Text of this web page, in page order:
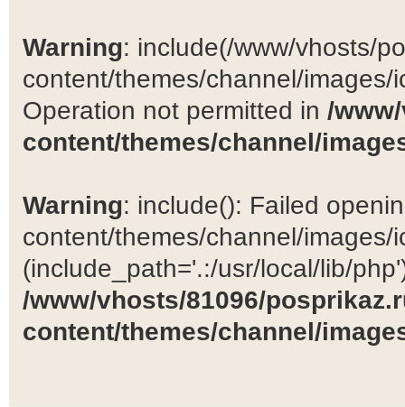
Warning: include(/www/vhosts/
content/themes/channel/
Operation not permitted in /
content/themes/channel/
Warning: include(): Failed
content/themes/channel/images/
(include_path='.:/usr/local/lib/
/www/vhosts/81096/
content/themes/channel/